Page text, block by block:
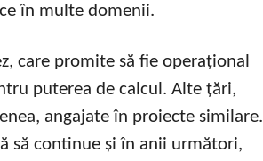
în multe domenii.
care promite să fie operațional
puterea de calcul. Alte țări,
angajate în proiecte similare.
să continue și în anii următori,